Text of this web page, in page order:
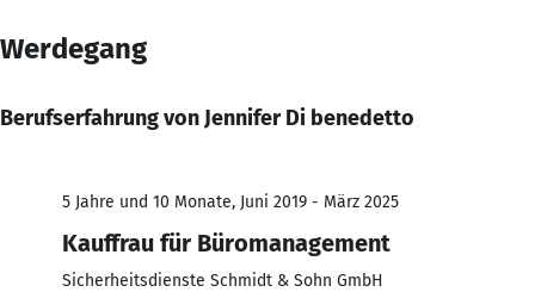
Werdegang
Berufserfahrung von Jennifer Di benedetto
5 Jahre und 10 Monate, Juni 2019 - März 2025
Kauffrau für Büromanagement
Sicherheitsdienste Schmidt & Sohn GmbH